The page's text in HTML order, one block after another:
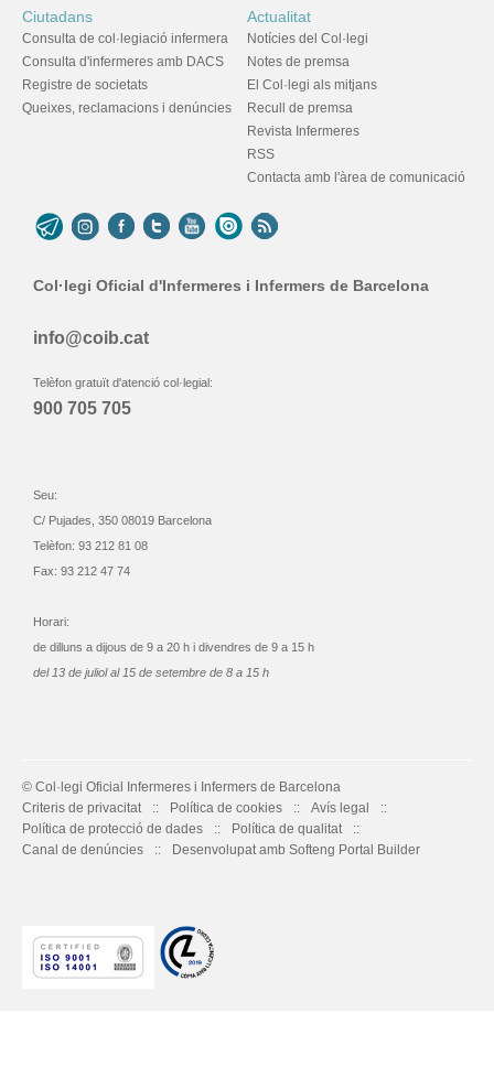
Ciutadans
Consulta de col·legiació infermera
Consulta d'infermeres amb DACS
Registre de societats
Queixes, reclamacions i denúncies
Actualitat
Notícies del Col·legi
Notes de premsa
El Col·legi als mitjans
Recull de premsa
Revista Infermeres
RSS
Contacta amb l'àrea de comunicació
Col·legi Oficial d'Infermeres i Infermers de Barcelona
info@coib.cat
Telèfon gratuït d'atenció col·legial:
900 705 705
Seu:
C/ Pujades, 350 08019 Barcelona
Telèfon: 93 212 81 08
Fax: 93 212 47 74
Horari:
de dilluns a dijous de 9 a 20 h i divendres de 9 a 15 h
del 13 de juliol al 15 de setembre de 8 a 15 h
© Col·legi Oficial Infermeres i Infermers de Barcelona
Criteris de privacitat
Política de cookies
Avís legal
Política de protecció de dades
Política de qualitat
Canal de denúncies
Desenvolupat amb Softeng Portal Builder